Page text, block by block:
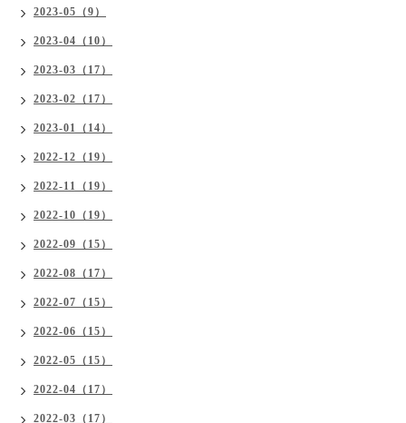
2023-05（9）
2023-04（10）
2023-03（17）
2023-02（17）
2023-01（14）
2022-12（19）
2022-11（19）
2022-10（19）
2022-09（15）
2022-08（17）
2022-07（15）
2022-06（15）
2022-05（15）
2022-04（17）
2022-03（17）